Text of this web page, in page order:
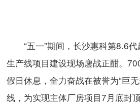
“五一”期间，长沙惠科第8.6代
生产线项目建设现场鏖战正酣。
假日休息，全力奋战在被誉为“巨
线，为实现主体厂房项目7月底封